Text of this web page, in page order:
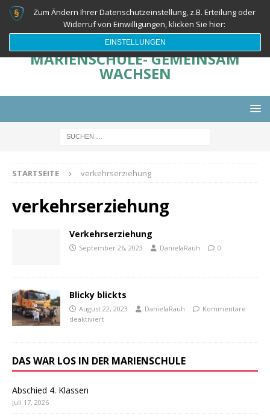
MARIENSCHULE- GEMEINSAM
WACHSEN
STARTSEITE verkehrserziehung
verkehrserziehung
Verkehrserziehung
September 26, 2023 DanielaRauh 0
Blicky blickts
August 22, 2023 DanielaRauh
Kommentare
deaktiviert
DAS WAR LOS IN DER MARIENSCHULE
Abschied 4. Klassen
Juli 17, 2026
Zum Ändern Ihrer Datenschutzeinstellung, z.B. Erteilung oder
Widerruf von Einwilligungen, klicken Sie hier:
EINSTELLUNGEN